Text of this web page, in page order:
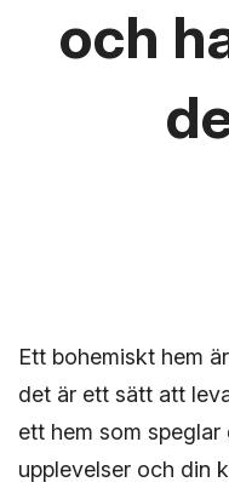
och
Ett bohemiskt hem
det är ett sätt att
ett hem som
upplevelser och din